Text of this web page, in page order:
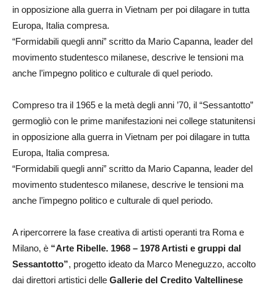
in opposizione alla guerra in Vietnam per poi dilagare in tutta
Europa, Italia compresa.
“Formidabili quegli anni” scritto da Mario Capanna, leader del
movimento studentesco milanese, descrive le tensioni ma
anche l’impegno politico e culturale di quel periodo.
Compreso tra il 1965 e la metà degli anni ’70, il “Sessantotto”
germogliò con le prime manifestazioni nei college statunitensi
in opposizione alla guerra in Vietnam per poi dilagare in tutta
Europa, Italia compresa.
“Formidabili quegli anni” scritto da Mario Capanna, leader del
movimento studentesco milanese, descrive le tensioni ma
anche l’impegno politico e culturale di quel periodo.
A ripercorrere la fase creativa di artisti operanti tra Roma e
Milano, è “Arte Ribelle. 1968 – 1978 Artisti e gruppi dal
Sessantotto”, progetto ideato da Marco Meneguzzo, accolto
dai direttori artistici delle Gallerie del Credito Valtellinese